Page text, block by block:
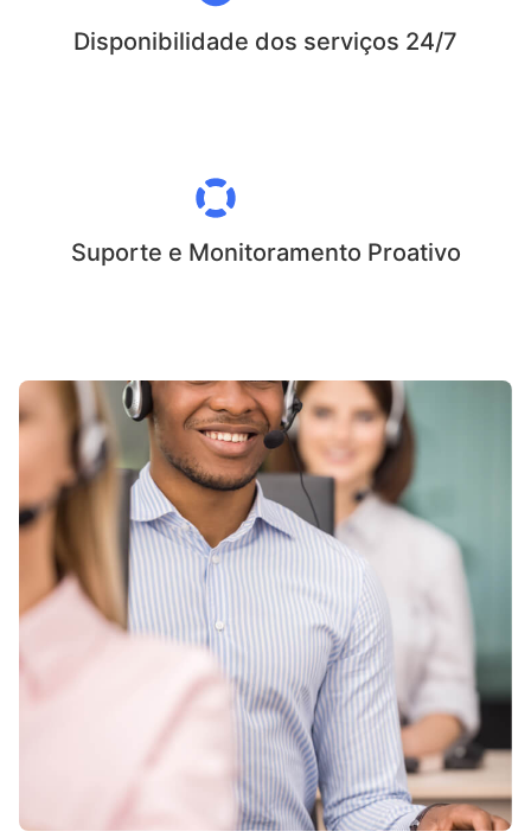
Disponibilidade dos serviços 24/7
Suporte e Monitoramento Proativo